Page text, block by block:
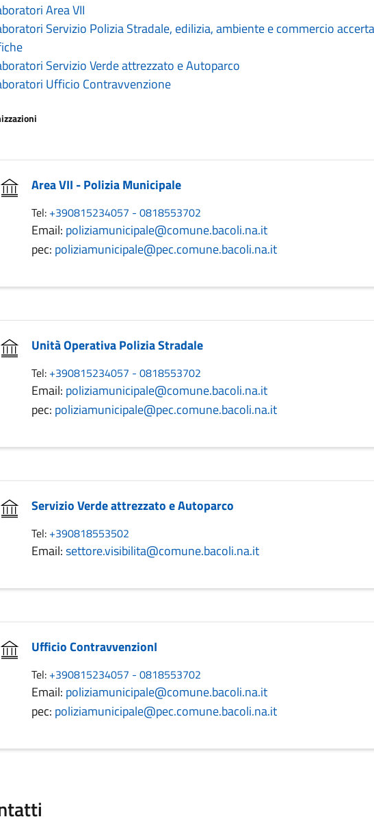
Area VII
Servizio Polizia Stradale, edilizia, ambiente e commercio
Servizio Verde attrezzato e Autoparco
Ufficio Contravvenzione
Area VII - Polizia Municipale
Tel: +390815234057 - 0818553702
Email: poliziamunicipale@comune.bacoli.na.it
pec: poliziamunicipale@pec.comune.bacoli.na.it
Unità Operativa Polizia Stradale
Tel: +390815234057 - 0818553702
Email: poliziamunicipale@comune.bacoli.na.it
pec: poliziamunicipale@pec.comune.bacoli.na.it
Servizio Verde attrezzato e Autoparco
Tel: +390818553502
Email:settore.visibilita@comune.bacoli.na.it
Ufficio ContravvenzionI
Tel: +390815234057 - 0818553702
Email: poliziamunicipale@comune.bacoli.na.it
pec: poliziamunicipale@pec.comune.bacoli.na.it